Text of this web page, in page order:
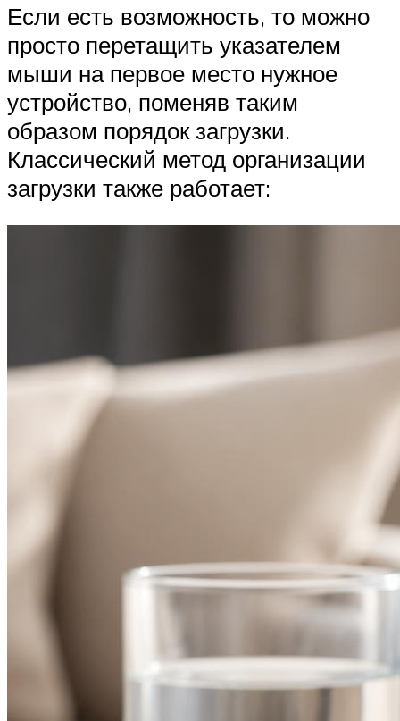
Если есть возможность, то можно
просто перетащить указателем
мыши на первое место нужное
устройство, поменяв таким
образом порядок загрузки.
Классический метод организации
загрузки также работает: